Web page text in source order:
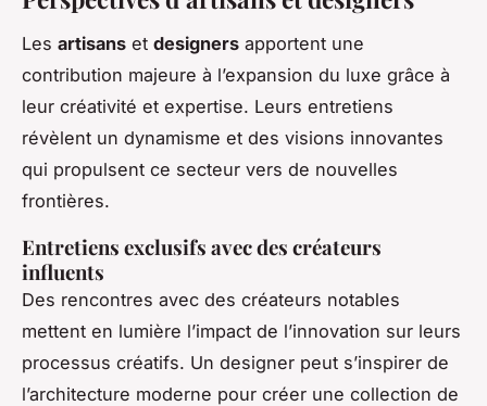
Les artisans et designers apportent une
contribution majeure à l’expansion du luxe grâce à
leur créativité et expertise. Leurs entretiens
révèlent un dynamisme et des visions innovantes
qui propulsent ce secteur vers de nouvelles
frontières.
Entretiens exclusifs avec des créateurs
influents
Des rencontres avec des créateurs notables
mettent en lumière l’impact de l’innovation sur leurs
processus créatifs. Un designer peut s’inspirer de
l’architecture moderne pour créer une collection de